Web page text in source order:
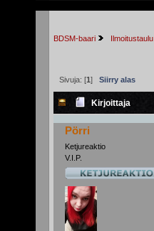
BDSM-baari Ilmoitustaulu
Sivuja: [1] Siirry alas
Kirjoittaja
Pörri
Ketjureaktio
V.I.P.